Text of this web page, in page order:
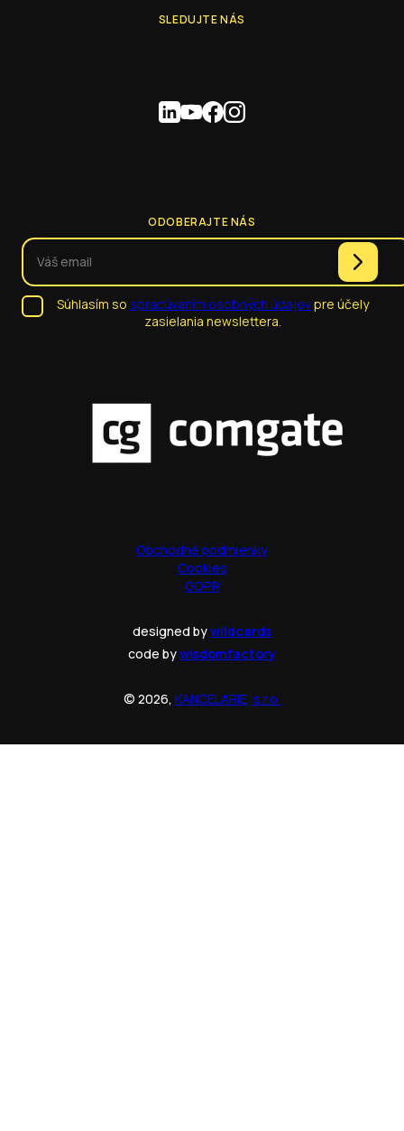
SLEDUJTE NÁS
ODOBERAJTE NÁS
Súhlasím so spracúvaním osobných údajovpre účely
zasielania newslettera.
Obchodné podmienky
Cookies
GDPR
designed bywildcards
code bywisdomfactory
© 2026, KANCELARIE, s.r.o.